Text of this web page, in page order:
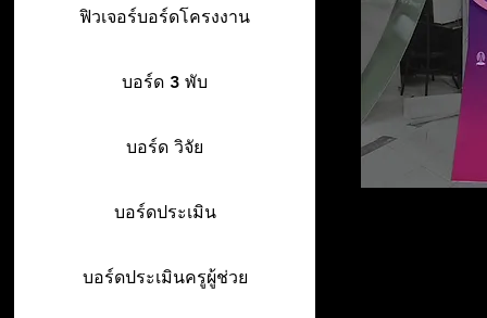
ฟิวเจอร์บอร์ดโครงงาน
บอร์ด 3 พับ
บอร์ด วิจัย
บอร์ดประเมิน
บอร์ดประเมินครูผู้ช่วย